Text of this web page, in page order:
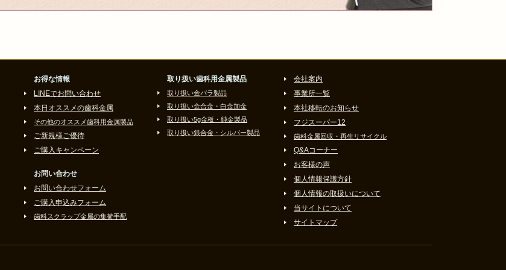
お得な情報
LINEでお問い合わせ
本日オススメの歯科金属
その他のオススメ歯科用金属製品
ご新規様ご優待
ご購入キャンペーン
お問い合わせ
お問い合わせフォーム
ご購入申込みフォーム
歯科スクラップ金属の集荷手配
取り扱い歯科用金属製品
取り扱い金パラ製品
取り扱い金合金・白金加金
取り扱い5g金板・純金製品
取り扱い銀合金・シルバー製品
会社案内
事業所一覧
本社移転のお知らせ
フジスーパー12
歯科金属回収・再生リサイクル
Q&Aコーナー
お客様の声
個人情報保護方針
個人情報の取扱いについて
当サイトについて
サイトマップ